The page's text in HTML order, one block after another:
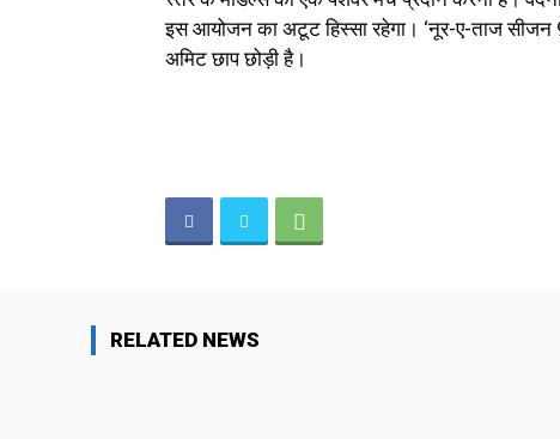
इस आयोजन का अटूट हिस्सा रहेगा। ‘नूर-ए-ताज
अमिट छाप छोड़ी है।
RELATED NEWS